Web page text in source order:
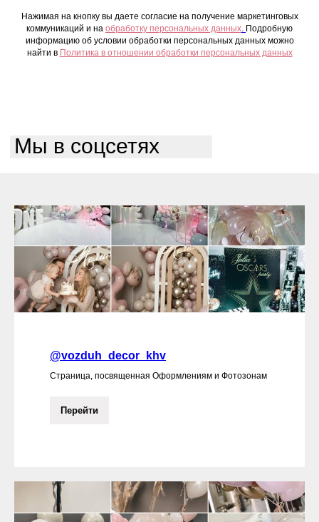
Нажимая на кнопку вы даете согласие на получение маркетинговых
коммуникаций и на обработку персональных данных Подробную
информацию об условии обработки персональных данных можно
найти в Политика в отношении обработки персональных данных
Мы в соцсетях
@vozduh_decor_khv
Страница, посвященная Оформлениям и Фотозонам
Перейти